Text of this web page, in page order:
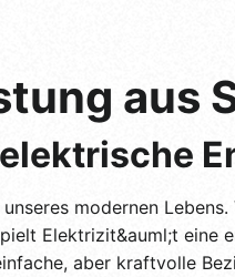
aus
modernen
Elektrizit&auml;t eine
aber kraftvolle